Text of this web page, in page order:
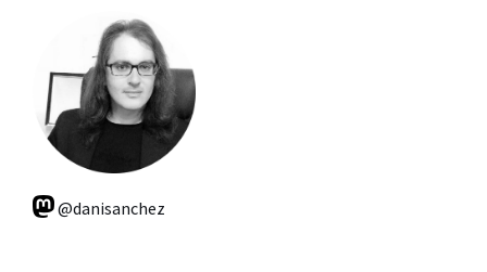
@danisanchez